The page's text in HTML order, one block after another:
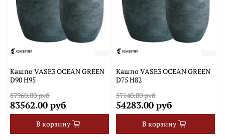
Кашпо VASE3 OCEAN GREEN
D90 H95
87960.00 руб
83562.00 руб
В корзину
Кашпо VASE3 OCEAN GREEN
D75 H82
57140.00 руб
54283.00 руб
В корзину